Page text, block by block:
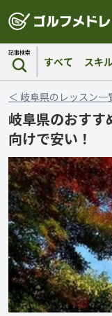
記事検索
すべて スキ
＜ 岐阜県の レッスン一
岐阜県のおす
向けで安い！